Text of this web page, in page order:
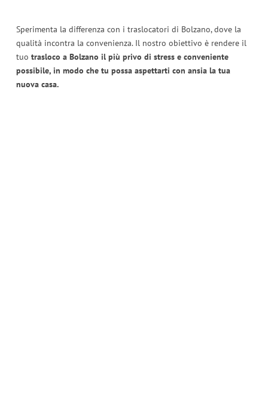
Sperimenta la differenza con i traslocatori di Bolzano, dove la
qualità incontra la convenienza. Il nostro obiettivo è rendere il
tuo trasloco a Bolzano il più privo di stress e conveniente
possibile, in modo che tu possa aspettarti con ansia la tua
nuova casa.